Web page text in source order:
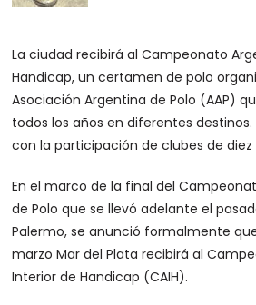
La ciudad recibirá al Campeonato
Handicap, un certamen de polo
Asociación Argentina de Polo (AAP)
todos los años en diferentes
con la participación de clubes de diez
En el marco de la final del
de Polo que se llevó adelante el
Palermo, se anunció formalmente
marzo Mar del Plata recibirá al
Interior de Handicap (CAIH).